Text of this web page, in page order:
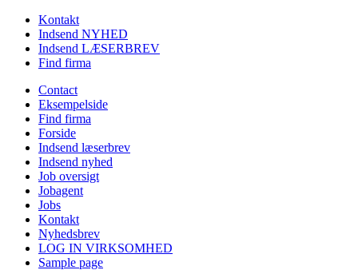
Kontakt
Indsend NYHED
Indsend LÆSERBREV
Find firma
Contact
Eksempelside
Find firma
Forside
Indsend læserbrev
Indsend nyhed
Job oversigt
Jobagent
Jobs
Kontakt
Nyhedsbrev
LOG IN VIRKSOMHED
Sample page